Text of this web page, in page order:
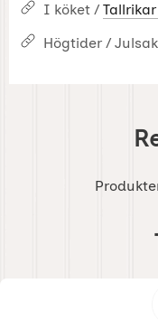
I köket /
Högtider /